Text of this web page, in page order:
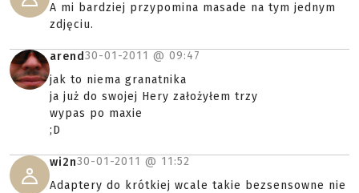
A mi bardziej przypomina masade na tym jednym
zdjęciu.
arend30-01-2011 @ 09:47
jak to niema granatnika
ja już do swojej Hery założyłem trzy
wypas po maxie
;D
wi2n30-01-2011 @ 11:52
Adaptery do krótkiej wcale takie bezsensowne nie